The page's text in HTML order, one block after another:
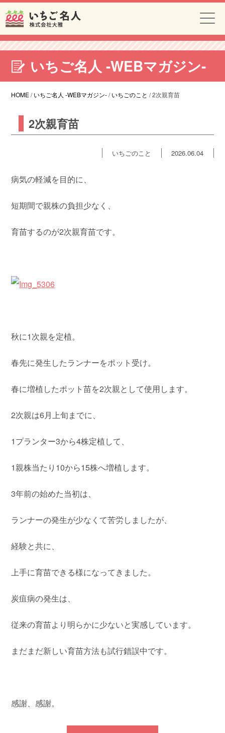
いちご名人 -WEBマガジン-
HOME/いちご名人 -WEBマガジン-/いちごのこと /2次親育苗
2次親育苗
いちごのこと 2026.06.04
病気の軽減を目的に、
短期間で親株の負担少なく、
育苗するのが2次親育苗です。
秋に1次親を定植。
春先に発生したランナーをポット受け。
春に増植したポット苗を2次親として使用します。
2次親は6月上旬までに、
1プランター3から4株定植して、
1親株当たり10から15株へ増植します。
3年前の始めた当初は、
ランナーの発生が少なくて苦労しましたが、
経験と共に、
上手に育苗できる様になってきました。
炭疽病の発生は、
従来の育苗より明らかに少ないと実感しています。
まだまだ新しい育苗方法も試行錯誤中です。
感謝、感謝。